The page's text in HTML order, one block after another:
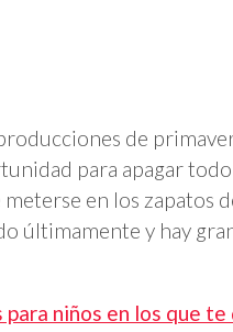
de
para apagar
meterse en los zapatos
últimamente y hay
para niños en los que